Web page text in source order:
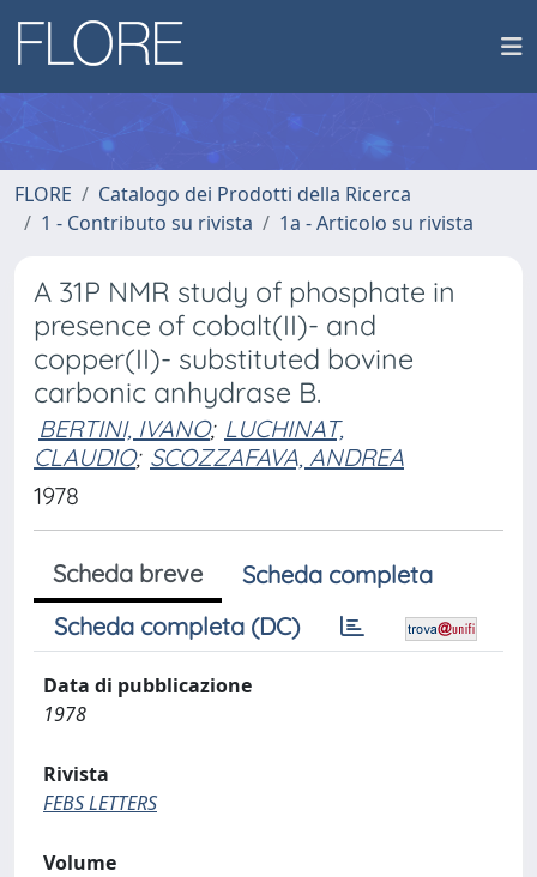
FLORE
Catalogo dei Prodotti della Ricerca
1 - Contributo su rivista
1a - Articolo su rivista
A 31P NMR study of phosphate in
presence of cobalt(II)- and
copper(II)- substituted bovine
carbonic anhydrase B.
BERTINI, IVANO; LUCHINAT,
CLAUDIO; SCOZZAFAVA, ANDREA
1978
Scheda breve
Scheda completa
Scheda completa (DC)
Data di pubblicazione
1978
Rivista
FEBS LETTERS
Volume